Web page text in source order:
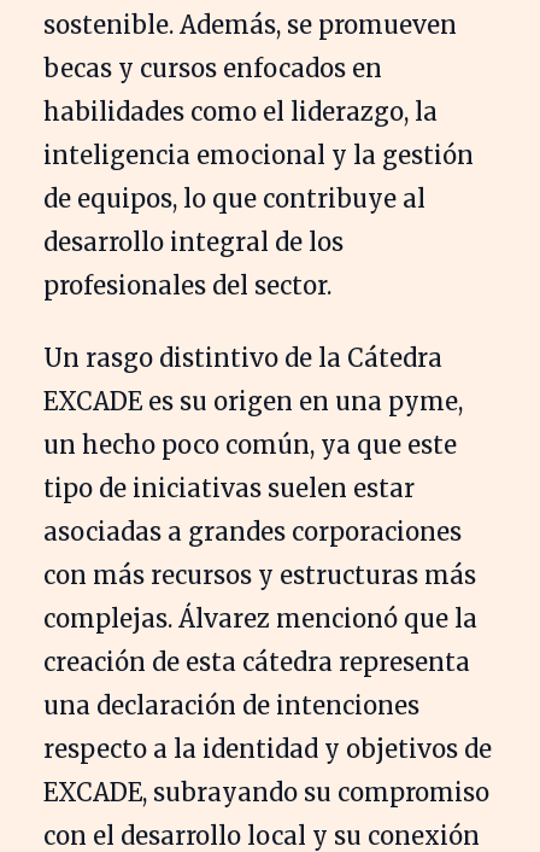
sostenible. Además, se promueven
becas y cursos enfocados en
habilidades como el liderazgo, la
inteligencia emocional y la gestión
de equipos, lo que contribuye al
desarrollo integral de los
profesionales del sector.
Un rasgo distintivo de la Cátedra
EXCADE es su origen en una pyme,
un hecho poco común, ya que este
tipo de iniciativas suelen estar
asociadas a grandes corporaciones
con más recursos y estructuras más
complejas. Álvarez mencionó que la
creación de esta cátedra representa
una declaración de intenciones
respecto a la identidad y objetivos de
EXCADE, subrayando su compromiso
con el desarrollo local y su conexión